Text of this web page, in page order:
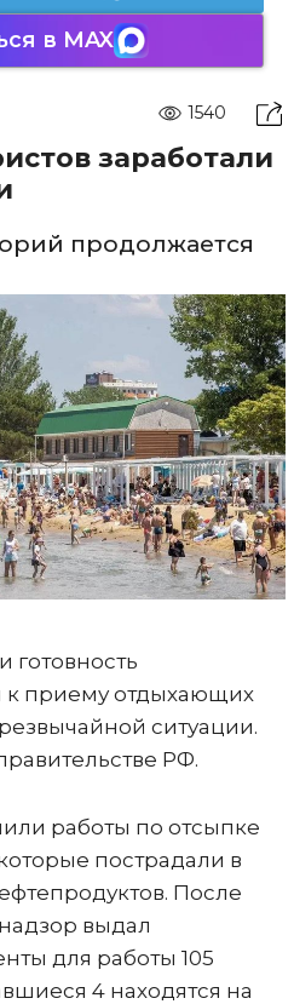
в MAX
1540
заработали
продолжается
готовность
приему отдыхающих
ситуации.
РФ.
работы по отсыпке
пострадали в
После
выдал
для работы 105
4 находятся на